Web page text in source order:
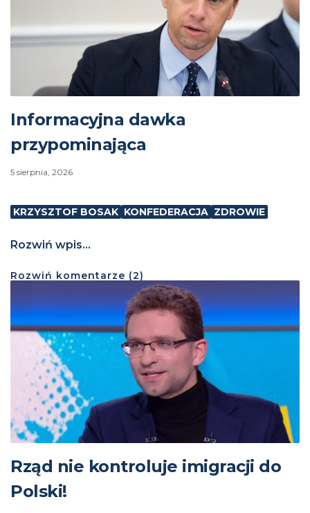
Informacyjna dawka
przypominająca
5 sierpnia, 2026
KRZYSZTOF BOSAK KONFEDERACJA ZDROWIE
Rozwiń wpis...
Rozwiń komentarze (2)
Rząd nie kontroluje imigracji do
Polski!